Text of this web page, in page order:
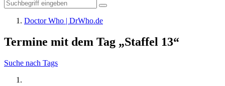
Doctor Who | DrWho.de
Termine mit dem Tag „Staffel 13“
Suche nach Tags